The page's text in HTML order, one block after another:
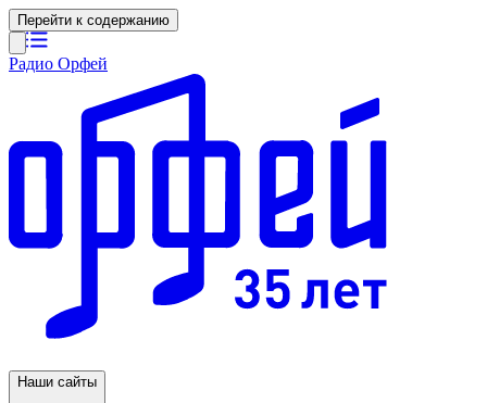
Перейти к содержанию
Радио Орфей
Наши сайты